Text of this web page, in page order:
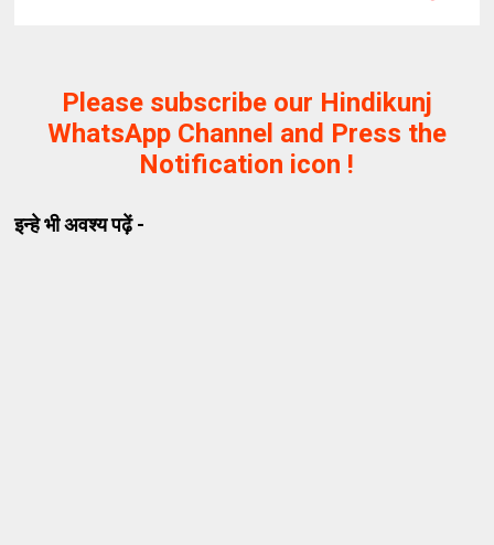
Please subscribe our Hindikunj
WhatsApp Channel and Press the
Notification icon !
इन्हे भी अवश्य पढ़ें -